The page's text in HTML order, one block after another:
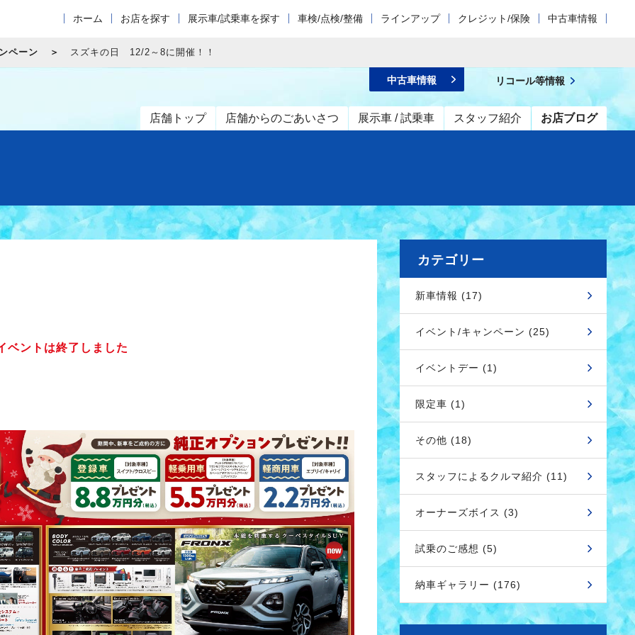
ホーム お店を探す 展示車/試乗車を探す 車検/点検/整備 ラインアップ クレジット/保険 中古車情報
ペーン スズキの日 12/2～8に開催！！
店舗トップ 店舗からのごあいさつ 展示車 / 試乗車 スタッフ紹介 お店ブログ
中古車情報 リコール等情報
ベントは終了しました
カテゴリー
新車情報 (17)
イベント/キャンペーン (25)
イベントデー (1)
限定車 (1)
その他 (18)
スタッフによるクルマ紹介 (11)
オーナーズボイス (3)
試乗のご感想 (5)
納車ギャラリー (176)